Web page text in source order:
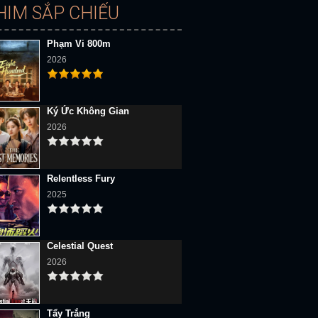
SẮP CHIẾU
Phạm Vi 800m
2026
Ký Ức Không Gian
2026
Relentless Fury
2025
Celestial Quest
2026
Tẩy Trắng